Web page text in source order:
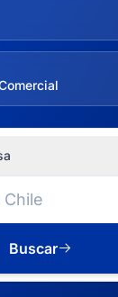
Buscar